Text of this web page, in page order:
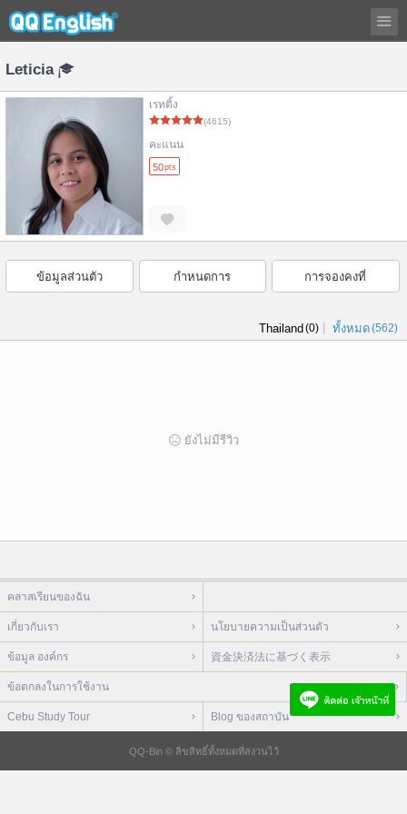
Leticia
เรทติ้ง
(4615)
คะแนน
50pts
ข้อมูลส่วนตัว กำหนดการ การจองคงที่
Thailand (0) ทั้งหมด(562)
ยังไม่มีรีวิว
คลาสเรียนของฉัน
เกี่ยวกับเรา นโยบายความเป็นส่วนตัว
ข้อมูล องค์กร 資金決済法に基づく表示
ข้อตกลงในการใช้งาน
Cebu Study Tour Blog ของสถาบัน
QQ-Bin © ลิขสิทธิ์ทั้งหมดที่สงวนไว้